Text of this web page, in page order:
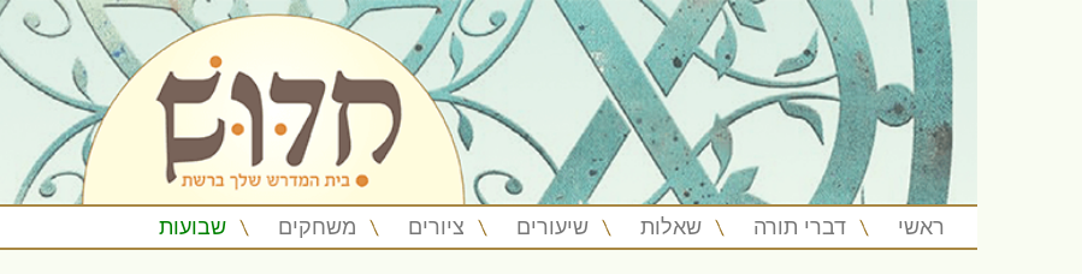
ראשי דברי תורה שאלות שיעורים ציורים משחקים שבועות